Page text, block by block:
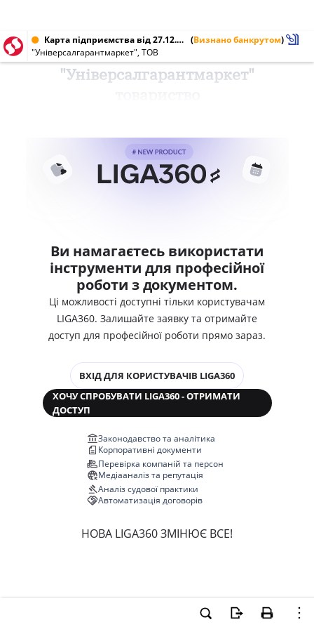
Карта підприємства від 27.12.2017 № 39152524 (Визнано банкрутом)
"Універсалгарантмаркет", ТОВ
"Універсалгарантмаркет"
Ви намагаєтесь використати
інструменти для професійної
роботи з документом.
Ці можливості доступні тільки користувачам
LIGA360. Залишайте заявку та отримайте
доступ для професійної роботи прямо зараз.
ВХІД ДЛЯ КОРИСТУВАЧІВ LIGA360
ХОЧУ СПРОБУВАТИ LIGA360 - ОТРИМАТИ
ДОСТУП
Законодавство та аналітика
Корпоративні документи
Перевірка компаній та персон
Медіааналіз та репутація
Аналіз судової практики
Автоматизація договорів
НОВА LIGA360 ЗМІНЮЄ ВСЕ!